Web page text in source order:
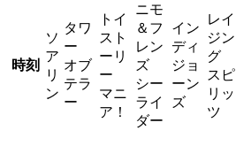
時刻
ソ
ア
リ
ン
タワ
ー
オブ
テラ
ー
トイ
スト
ーリ
ー
マニ
ア！
ニモ
＆フ
レン
ズ
シー
ライ
ダー
イン
ディ
ジョ
ーン
ズ
レイ
ジン
グ
スピ
リッ
ツ